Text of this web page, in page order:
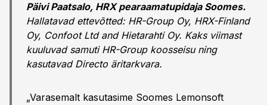
Päivi Paatsalo, HRX pearaamatupidaja Soomes.
Hallatavad ettevõtted: HR-Group Oy, HRX-Finland
Oy, Confoot Ltd and Hietarahti Oy. Kaks viimast
kuuluvad samuti HR-Group koosseisu ning
kasutavad Directo äritarkvara.
„Varasemalt kasutasime Soomes Lemonsoft